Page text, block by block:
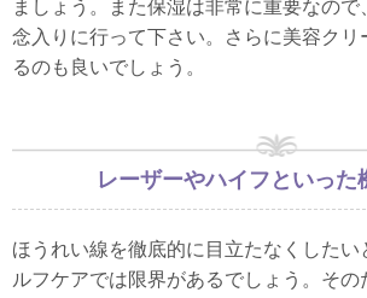
ましょう。また保湿は非常に重要なので
念入りに行って下さい。さらに美容クリ
るのも良いでしょう。
レーザーやハイフといった
ほうれい線を徹底的に目立たなくしたい
ルフケアでは限界があるでしょう。その